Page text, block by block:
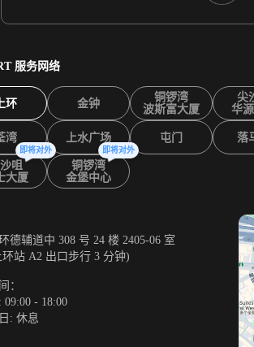
服务网络
上环 金钟
铜锣湾
波斯富大厦
尖
华
湾 上水广场 屯门 落
咀
大厦
即将对外
铜锣湾
金堡中心
即将对外
德辅道中 308 号 24 楼 2405-06 室
站 A2 出口步行 3 分钟)
：
09:00 - 18:00
: 休息